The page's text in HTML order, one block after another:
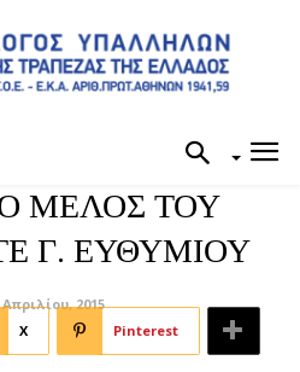
ΜΕΛΟΣ ΤΟΥ
Γ. ΕΥΘΥΜΙΟΥ
Απριλίου, 2015
X Pinterest